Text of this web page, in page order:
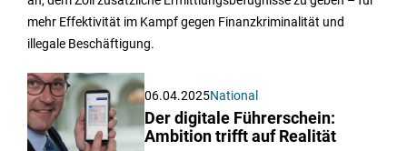
mehr Effektivität im Kampf gegen Finanzkriminalität und
illegale Beschäftigung.
06.04.2025National
Der digitale Führerschein:
Ambition trifft auf Realität